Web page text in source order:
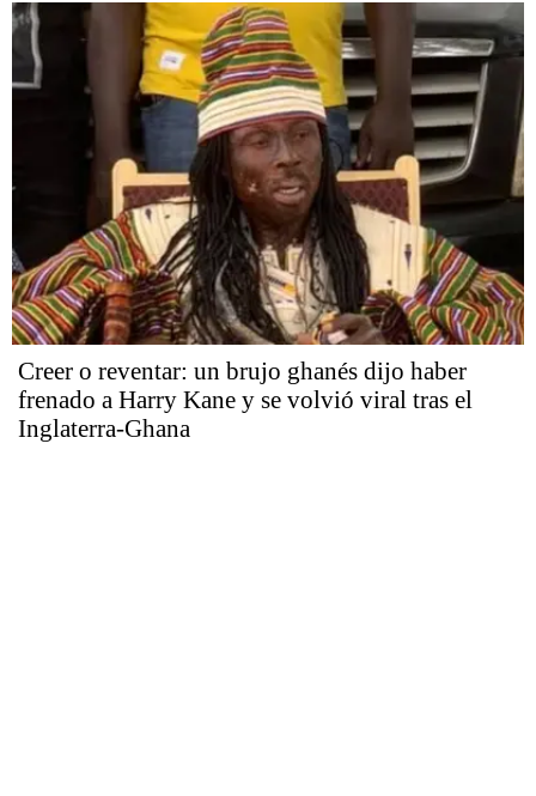
Creer o reventar: un brujo ghanés dijo haber
frenado a Harry Kane y se volvió viral tras el
Inglaterra-Ghana